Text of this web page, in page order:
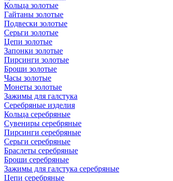
Кольца золотые
Гайтаны золотые
Подвески золотые
Серьги золотые
Цепи золотые
Запонки золотые
Пирсинги золотые
Броши золотые
Часы золотые
Монеты золотые
Зажимы для галстука
Серебряные изделия
Кольца серебряные
Сувениры серебряные
Пирсинги серебряные
Серьги серебряные
Браслеты серебряные
Броши серебряные
Зажимы для галстука серебряные
Цепи серебряные